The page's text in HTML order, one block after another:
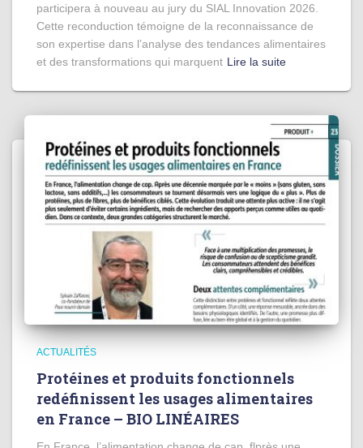
participera à nouveau au jury du SIAL Innovation 2026.
Cette reconduction témoigne de la reconnaissance de
son expertise dans l’analyse des tendances alimentaires
et des transformations qui marquent Lire la suite
ACTUALITÉS
Protéines et produits fonctionnels
redéfinissent les usages alimentaires
en France – BIO LINÉAIRES